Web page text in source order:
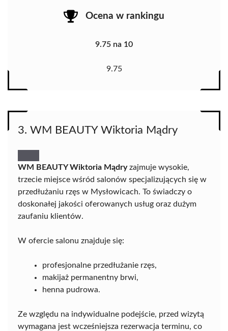
Ocena w rankingu
9.75 na 10
9.75
3. WM BEAUTY Wiktoria Mądry
WM BEAUTY Wiktoria Mądryzajmuje wysokie,
trzecie miejsce wśród salonów specjalizujących się w
przedłużaniu rzęs w Mysłowicach. To świadczy o
doskonałej jakości oferowanych usług oraz dużym
zaufaniu klientów.
W ofercie salonu znajduje się:
profesjonalne przedłużanie rzęs,
makijaż permanentny brwi,
henna pudrowa.
Ze względu na indywidualne podejście, przed wizytą
wymagana jest wcześniejsza rezerwacja terminu, co